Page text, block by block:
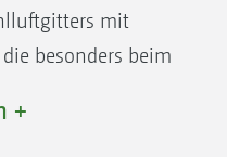
mit
besonders beim
+